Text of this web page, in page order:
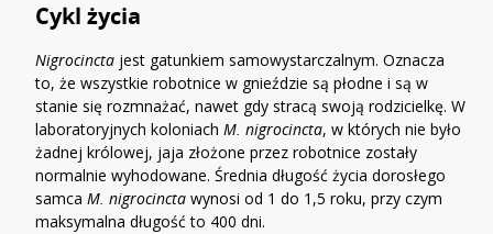
Cykl życia
Nigrocincta jest gatunkiem samowystarczalnym. Oznacza
to, że wszystkie robotnice w gnieździe są płodne i są w
stanie się rozmnażać, nawet gdy stracą swoją rodzicielkę. W
laboratoryjnych koloniachM. nigrocincta, w których nie było
żadnej królowej, jaja złożone przez robotnice zostały
normalnie wyhodowane. Średnia długość życia dorosłego
samcaM. nigrocincta wynosi od 1 do 1,5 roku, przy czym
maksymalna długość to 400 dni.